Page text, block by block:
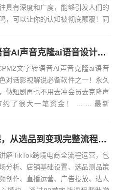
具有深度和广度，能够引发人们的
，可以让你的认知被彻底颠覆！同
以先下载阅读天涯论坛的绝版神贴
...
隆ai语音设计多角色对话影视解说
文字转语音AI声音克隆ai语音
对话影视解说必备软件之一！永久
做短剧再也不用去冲会员去克隆声
约了很大一笔资金！ ... ... 最新
剧再也不用去冲会...
TK跨境电商全流程运营课，从选品到变现完整流程，美区东南亚市场深度解析
解TikTok跨境电商全流程运营，包
分析、店铺基础设置、选品测品策
创作、直播运营、广告投放、达人